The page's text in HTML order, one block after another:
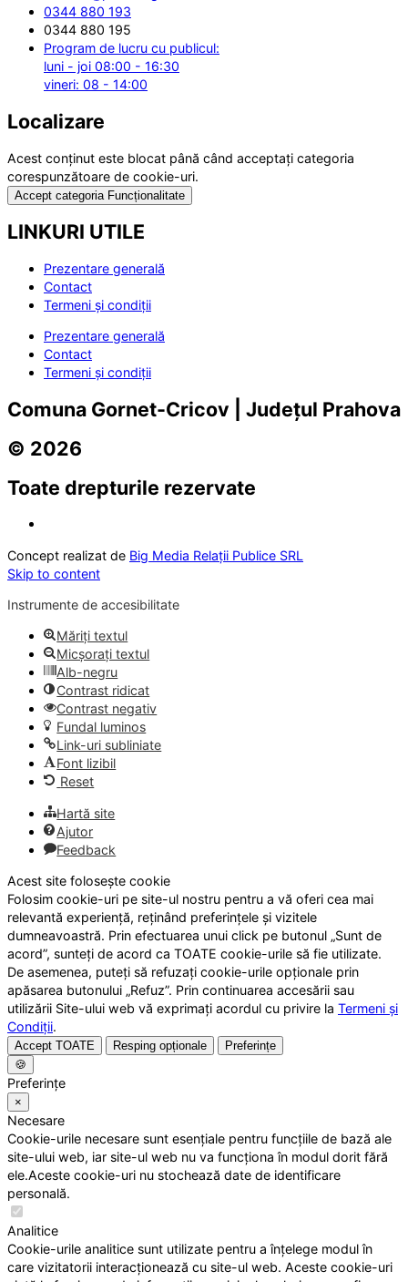
0344 880 193
0344 880 195
Program de lucru cu publicul:
luni - joi 08:00 - 16:30
vineri: 08 - 14:00
Localizare
Acest conținut este blocat până când acceptați categoria
corespunzătoare de cookie-uri.
Accept categoria Funcționalitate
LINKURI UTILE
Prezentare generală
Contact
Termeni și condiții
Prezentare generală
Contact
Termeni și condiții
Comuna Gornet-Cricov | Județul Prahova
© 2026
Toate drepturile rezervate
Concept realizat de Big Media Relații Publice SRL
Skip to content
Instrumente de accesibilitate
Măriți textul
Micșorați textul
Alb-negru
Contrast ridicat
Contrast negativ
Fundal luminos
Link-uri subliniate
Font lizibil
Reset
Hartă site
Ajutor
Feedback
Acest site folosește cookie
Folosim cookie-uri pe site-ul nostru pentru a vă oferi cea mai
relevantă experiență, reținând preferințele și vizitele
dumneavoastră. Prin efectuarea unui click pe butonul „Sunt de
acord”, sunteți de acord ca TOATE cookie-urile să fie utilizate.
De asemenea, puteți să refuzați cookie-urile opționale prin
apăsarea butonului „Refuz”. Prin continuarea accesării sau
utilizării Site-ului web vă exprimați acordul cu privire la Termeni și
Condiții.
Accept TOATE Resping opționale
Preferințe
🍪
Preferințe
×
Necesare
Cookie-urile necesare sunt esențiale pentru funcțiile de bază ale
site-ului web, iar site-ul web nu va funcționa în modul dorit fără
ele.Aceste cookie-uri nu stochează date de identificare
personală.
Analitice
Cookie-urile analitice sunt utilizate pentru a înțelege modul în
care vizitatorii interacționează cu site-ul web. Aceste cookie-uri